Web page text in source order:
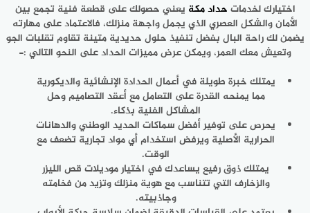
اختيارك لخدمات حداد مكة يعني حصولك على قطعة فنية تجمع بين
الأمان والشكل العصري الذي يجمل واجهة منزلك، فالاعتماد على مهارته
يضمن لك راحة البال بفضل تنفيذ حلول حديدية متينة تقاوم تقلبات الجو
وتعيش معك العمر، ويمكن عرض مميزات الحداد على النحو التالي :-
يمتلك خبرة طويلة في أعمال الحدادة الإنشائية والديكورية
مما يمنحه القدرة على التعامل مع أعقد التصاميم وحل
المشاكل الفنية بذكاء.
يحرص على توفير أفضل سماكات الحديد الوطني والدهانات
الحرارية الأصلية ويرفض استخدام أي مواد تجارية تضعف مع
الوقت.
يمتلك ذوق رفيع يساعدك في اختيار موديلات قص الليزر
والزخارف التي تتناسب مع هوية منزلك وتزيد من فخامته
وجاذبيته.